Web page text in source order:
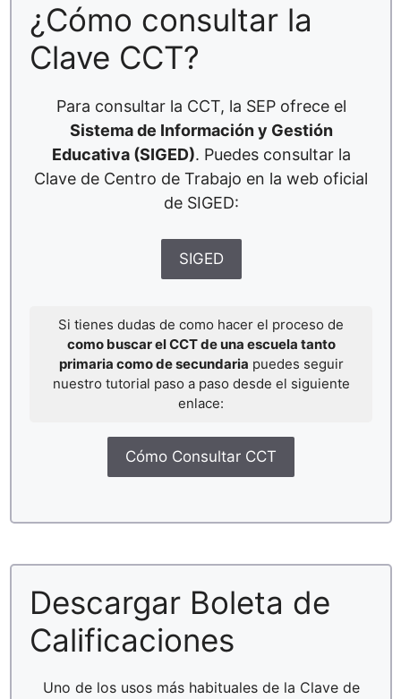
¿Cómo consultar la
Clave CCT?
Para consultar la CCT, la SEP ofrece el
Sistema de Información y Gestión
Educativa (SIGED). Puedes consultar la
Clave de Centro de Trabajo en la web oficial
de SIGED:
SIGED
Si tienes dudas de como hacer el proceso de
como buscar el CCT de una escuela tanto
primaria como de secundaria puedes seguir
nuestro tutorial paso a paso desde el siguiente
enlace:
Cómo Consultar CCT
Descargar Boleta de
Calificaciones
Uno de los usos más habituales de la Clave de